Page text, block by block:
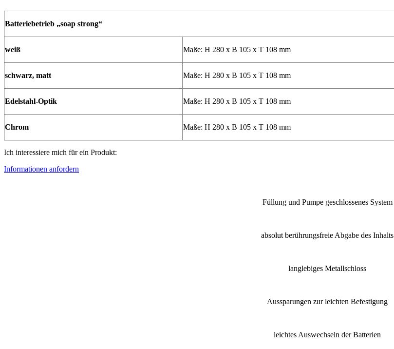
Batteriebetrieb „soap strong“
weiß Maße: H 280 x B 105 x T 108 mm
schwarz, matt Maße: H 280 x B 105 x T 108 mm
Edelstahl-Optik Maße: H 280 x B 105 x T 108 mm
Chrom Maße: H 280 x B 105 x T 108 mm
Ich interessiere mich für ein Produkt:
Informationen anfordern
Füllung und Pumpe geschlossenes System
absolut berührungsfreie Abgabe des Inhalts
langlebiges Metallschloss
Aussparungen zur leichten Befestigung
leichtes Auswechseln der Batterien